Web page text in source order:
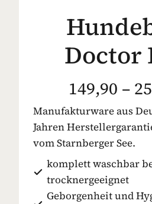
Doctor
149,90 –
Manufakturware aus
Jahren
vom Starnberger See.
komplett waschbar
trocknergeeignet
Geborgenheit und